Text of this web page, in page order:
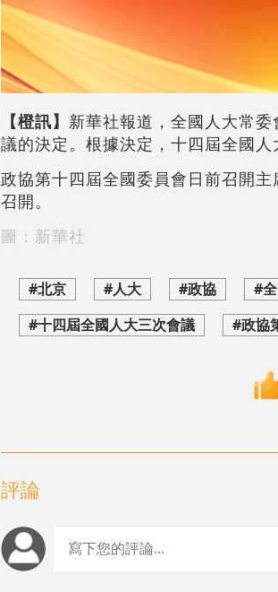
【橙訊】 新華社報道，全國人大常
議的決定。根據決定，十四屆全國
政協第十四屆全國委員會日前召開
召開。
圖：新華社
#北京 #人大 #政協 #
#十四屆全國人大三次會議
#政協
評論